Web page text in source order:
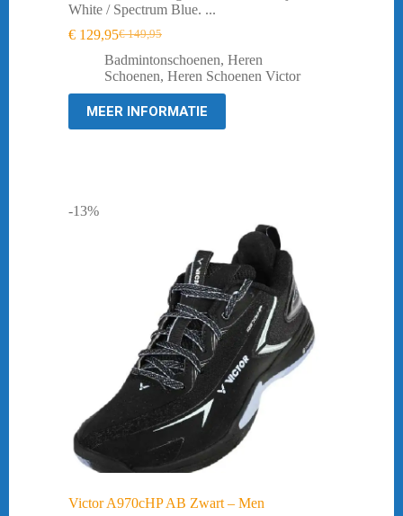
White / Spectrum Blue. ...
€149,95
Oorspronkelijke
prijs
was:
€ 129,95Huidige
prijs
is:
Badmintonschoenen, Heren
Schoenen, Heren Schoenen Victor
MEER INFORMATIE
-13%
Victor A970cHP AB Zwart – Men